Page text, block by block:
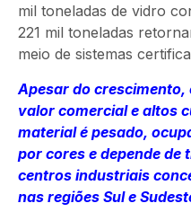
mil toneladas de vidro
221 mil toneladas
meio de sistemas
Apesar do
valor comercial e altos
material é pesado,
por cores e depende
centros industriais
nas regiões Sul e